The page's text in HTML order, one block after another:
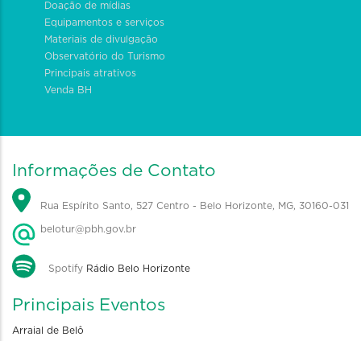
Doação de mídias
Equipamentos e serviços
Materiais de divulgação
Observatório do Turismo
Principais atrativos
Venda BH
Informações de Contato
Rua Espírito Santo, 527 Centro - Belo Horizonte, MG, 30160-031
belotur@pbh.gov.br
Spotify Rádio Belo Horizonte
Principais Eventos
Arraial de Belô